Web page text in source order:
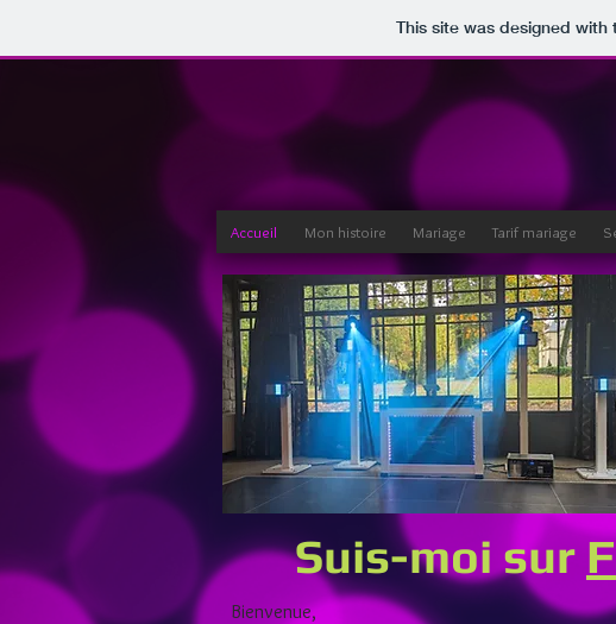
This site was designed with
Accueil Mon histoire Mariage Tarif mariage
Suis-moi sur
Bienvenue,